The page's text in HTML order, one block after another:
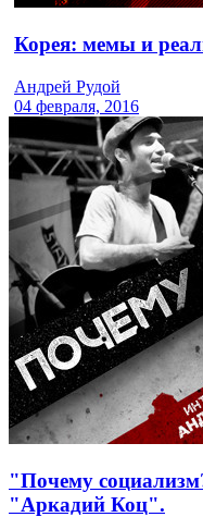
Корея: мемы и
Андрей Рудой
04 февраля, 2016
"Почему
"Аркадий Коц".